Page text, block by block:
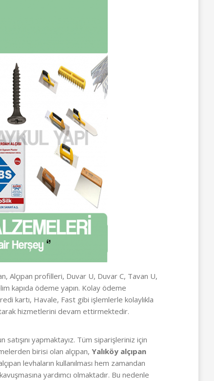
Alçıpan profilleri, Duvar U, Duvar C, Tavan U,
kapıda ödeme yapın. Kolay ödeme
kartı, Havale, Fast gibi işlemlerle kolaylıkla
hizmetlerini devam ettirmektedir.
satışını yapmaktayız. Tüm siparişleriniz için
birisi olan alçıpan, Yalıköy alçıpan
levhaların kullanılması hem zamandan
yardımcı olmaktadır. Bu nedenle